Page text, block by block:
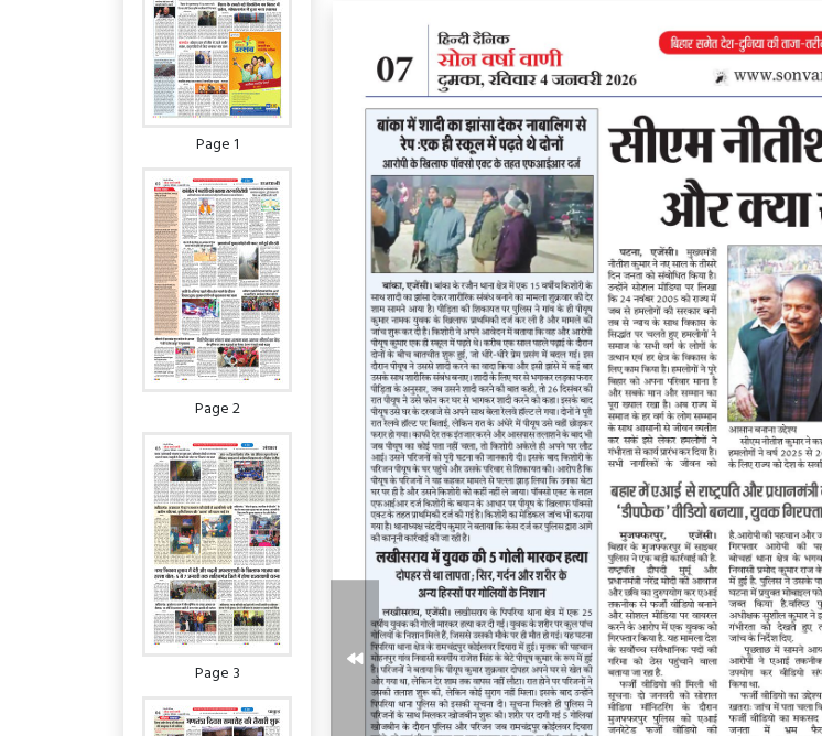
Page 1
Page 2
Page 3